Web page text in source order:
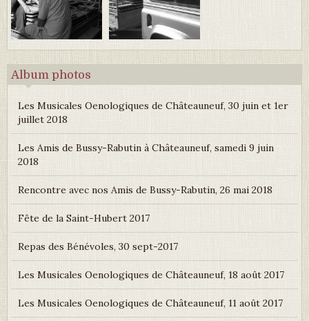
Album photos
Les Musicales Oenologiques de Châteauneuf, 30 juin et 1er
juillet 2018
Les Amis de Bussy-Rabutin à Châteauneuf, samedi 9 juin
2018
Rencontre avec nos Amis de Bussy-Rabutin, 26 mai 2018
Fête de la Saint-Hubert 2017
Repas des Bénévoles, 30 sept-2017
Les Musicales Oenologiques de Châteauneuf, 18 août 2017
Les Musicales Oenologiques de Châteauneuf, 11 août 2017